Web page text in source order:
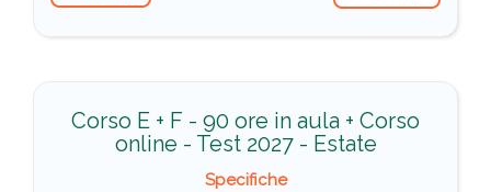
Corso E + F - 90 ore in aula + Corso
online - Test 2027 - Estate
Specifiche